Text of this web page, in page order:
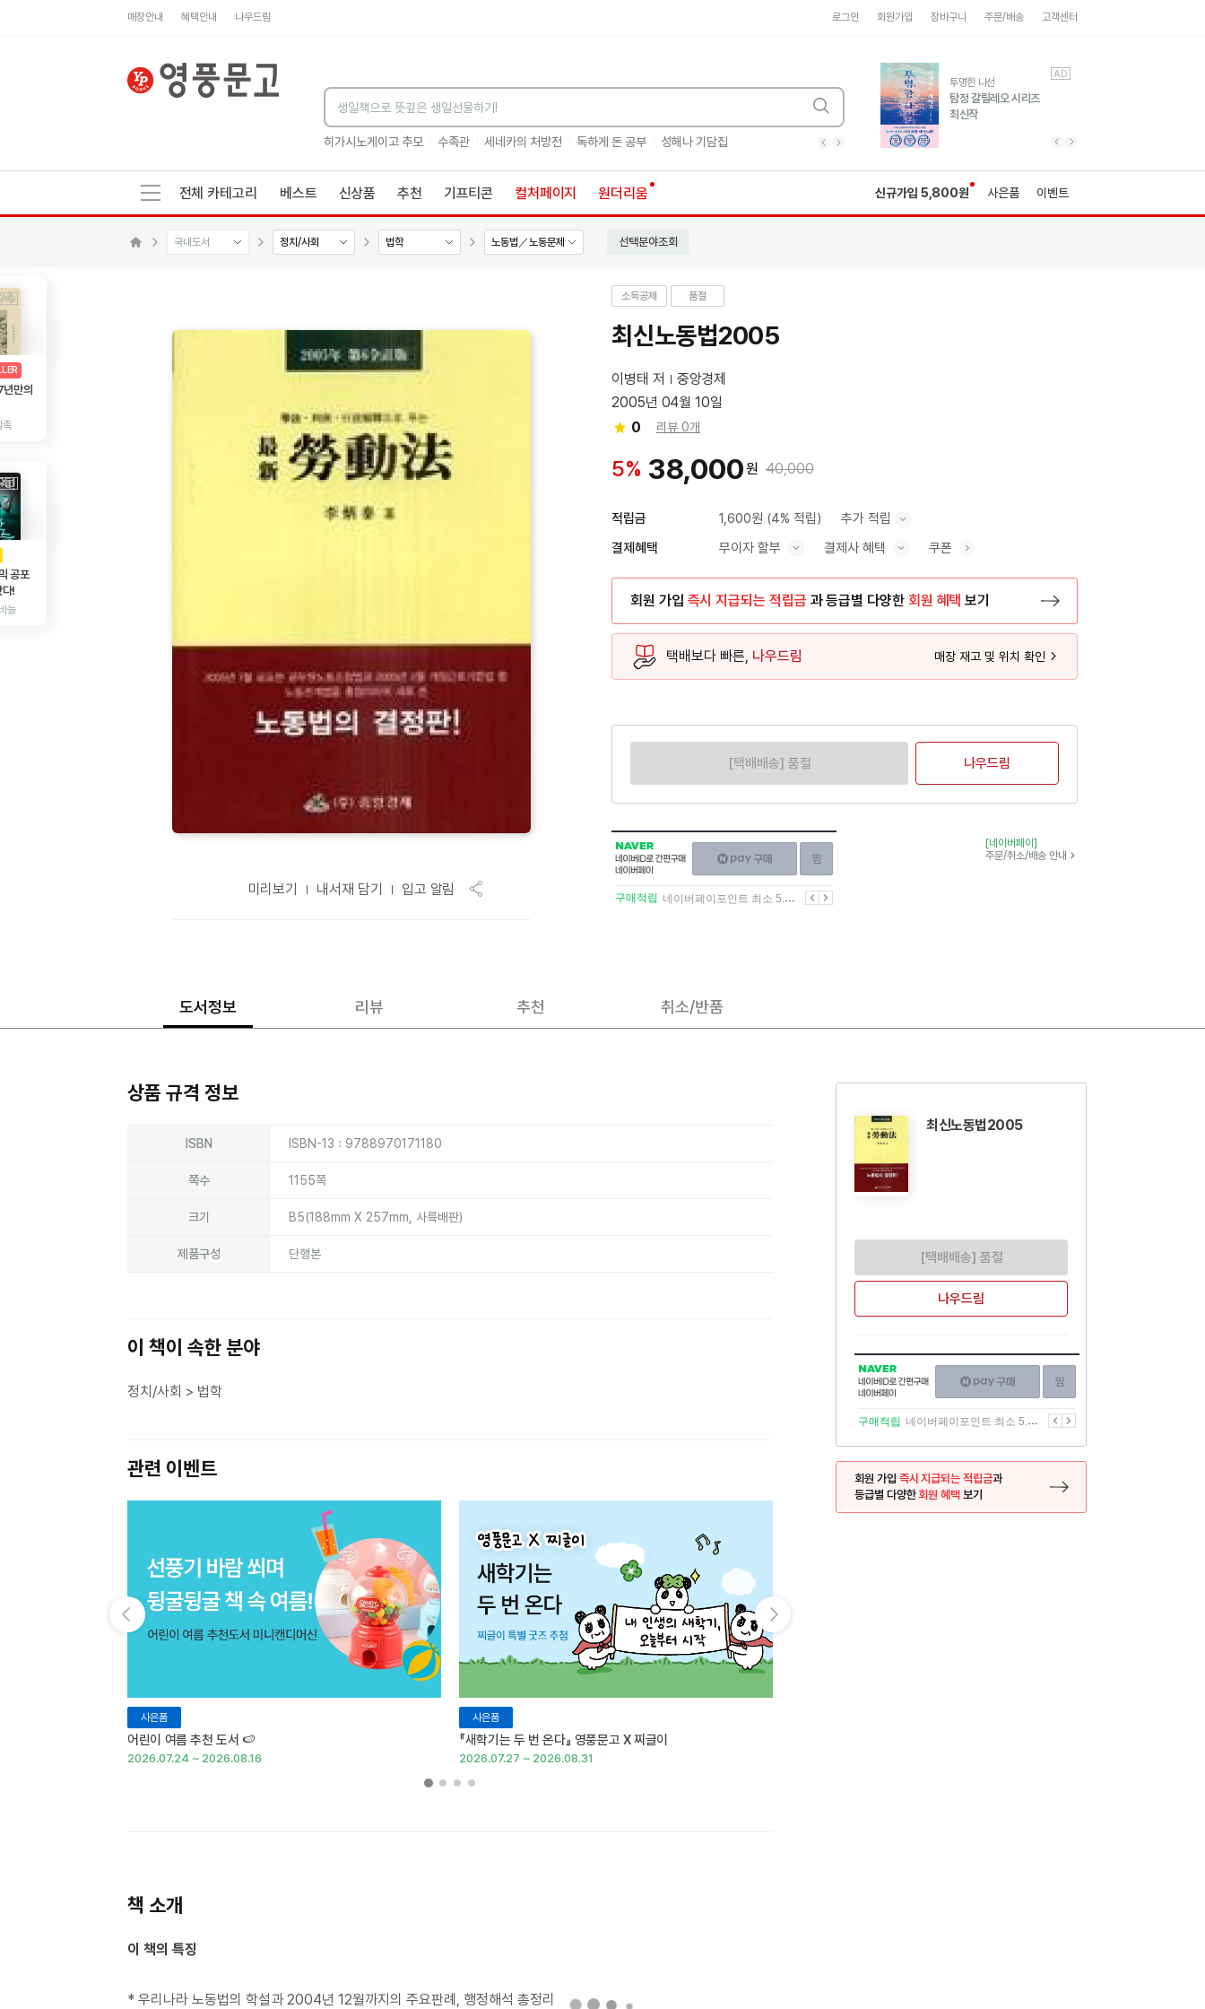
매장안내 혜택안내 나우드림 로그인 회원가입 장바구니 주문/배송 고객센터
히가시노게이고 추모 수족관 세네카의 처방전 독하게 돈 공부 성해나 기담집 히가시노게이고 추모 수족관 독하게 돈 공부
유럽 도시 기행3
풍성한 서사와 인문학적
통찰!
AD
투명한 나선
탐정 갈릴레오 시리즈
최신작
AD
전체 카테고리 베스트 신상품 추천 기프티콘 컬처페이지 원더리움 신규가입 5,800원 사은품 이벤트
국내도서 정치/사회 법학 노동법／노동문제 선택분야조회
AD
년만의
촉
AD
공포
다!
늘
미리보기 내서재 담기 입고 알림
소득공제 품절
최신노동법2005
이병태 저
중앙경제
2005년 04월 10일
0
리뷰 0개
5% 38,000원 40,000
적립금 1,600원 (4% 적립) 추가 적립
결제혜택 무이자 할부 결제사 혜택 쿠폰
회원 가입 즉시 지급되는 적립금 과 등급별 다양한 회원 혜택 보기
택배보다 빠른, 나우드림 매장 재고 및 위치 확인
[택배배송] 품절 나우드림
NAVER
네이버
ID로
간편구매
네이버페이
구매하기
이전
구매적립 네이버페이포인트 최소 5.5% 적립 다음
[네이버페이]
주문/취소/배송 안내
도서정보 리뷰 추천 취소/반품
상품 규격 정보
ISBN ISBN-13 : 9788970171180
쪽수 1155쪽
크기 B5(188mm X 257mm, 사륙배판)
제품구성 단행본
이 책이 속한 분야
정치/사회 > 법학
관련 이벤트
사은품
어린이 여름 추천 도서 🍉
2026.07.24 ~ 2026.08.16
사은품
『새학기는 두 번 온다』 영풍문고 X 찌글이
2026.07.27 ~ 2026.08.31
책 소개
이 책의 특징
* 우리나라 노동법의 학설과 2004년 12월까지의 주요판례, 행정해석 총정리
최신노동법2005
[택배배송] 품절
나우드림
NAVER
네이버
ID로
간편구매
네이버페이
구매하기
이전
구매적립 네이버페이포인트 최소 5.5% 적립 다음
회원 가입 즉시 지급되는 적립금과
등급별 다양한회원 혜택 보기